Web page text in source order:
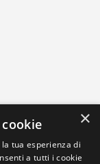
×
tua esperienza di
a tutti i cookie